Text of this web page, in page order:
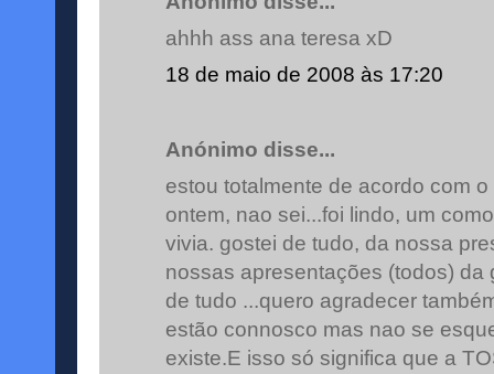
ahhh ass ana teresa xD
18 de maio de 2008 às 17:20
Anónimo disse...
estou totalmente de acordo com
ontem, nao sei...foi lindo, um
vivia. gostei de tudo, da nossa
nossas apresentações (todos) da
de tudo ...quero agradecer
estão connosco mas nao se
existe.E isso só significa que a